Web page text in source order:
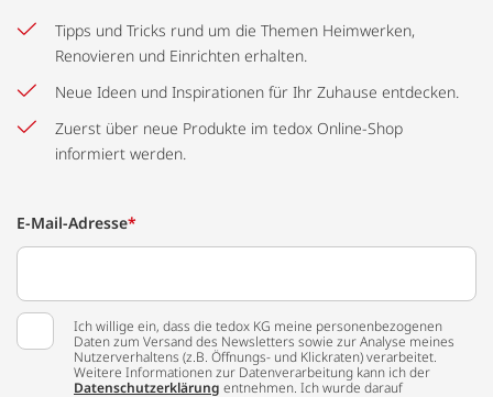
Tipps und Tricks rund um die Themen Heimwerken,
Renovieren und Einrichten erhalten.
Neue Ideen und Inspirationen für Ihr Zuhause entdecken.
Zuerst über neue Produkte im tedox Online-Shop
informiert werden.
E-Mail-Adresse*
Ich willige ein, dass die tedox KG meine personenbezogenen
Daten zum Versand des Newsletters sowie zur Analyse meines
Nutzerverhaltens (z.B. Öffnungs- und Klickraten) verarbeitet.
Weitere Informationen zur Datenverarbeitung kann ich der
Datenschutzerklärung entnehmen. Ich wurde darauf